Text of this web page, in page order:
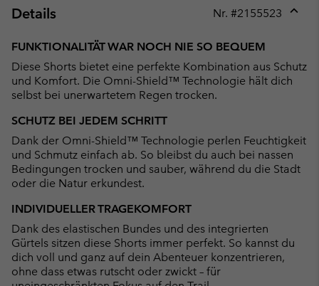
Details Nr. #2155523
FUNKTIONALITÄT WAR NOCH NIE SO BEQUEM
Diese Shorts bietet eine perfekte Kombination aus Schutz
und Komfort. Die Omni-Shield™ Technologie hält dich
selbst bei unerwartetem Regen trocken.
SCHUTZ BEI JEDEM SCHRITT
Dank der Omni-Shield™ Technologie perlen Feuchtigkeit
und Schmutz einfach ab. So bleibst du auch bei nassen
Bedingungen trocken und sauber, während du die Stadt
oder die Natur erkundest.
INDIVIDUELLER TRAGEKOMFORT
Dank des elastischen Bundes und des integrierten
Gürtels sitzen diese Shorts immer perfekt. So kannst du
dich voll und ganz auf dein Abenteuer konzentrieren,
ohne dass etwas rutscht oder zwickt – für